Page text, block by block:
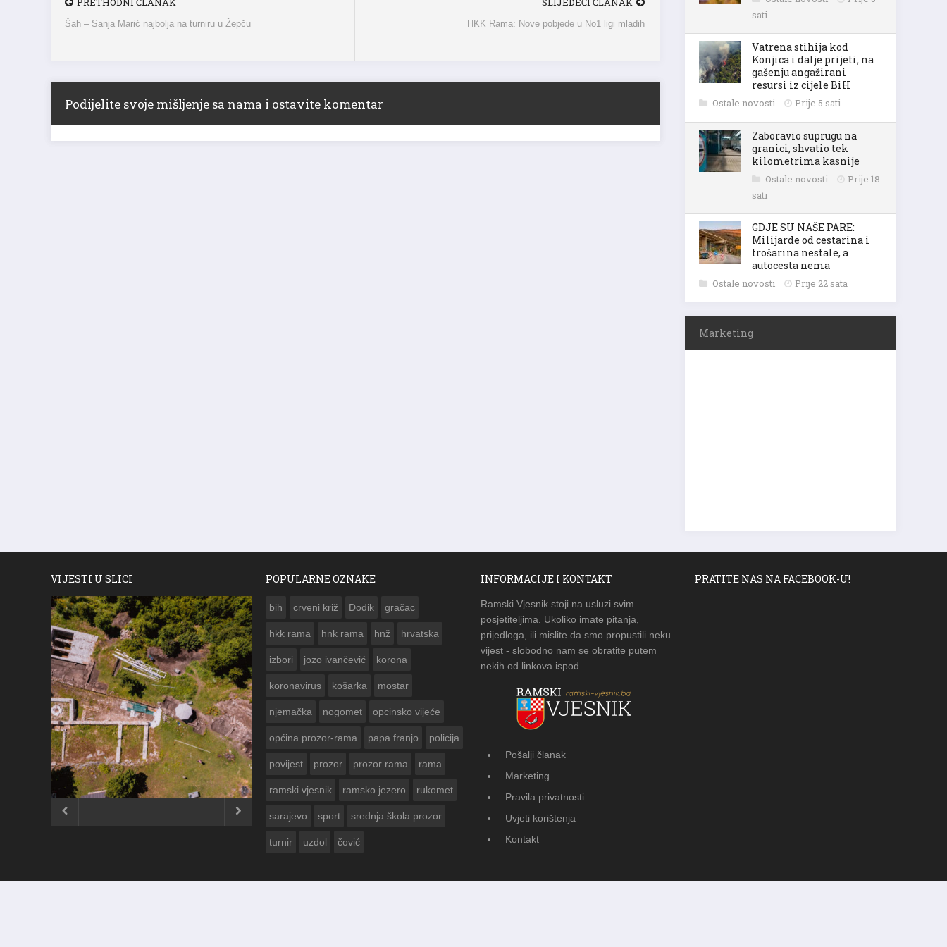
PRETHODNI ČLANAK
Šah – Sanja Marić najbolja na turniru u Žepču
SLIJEDEĆI ČLANAK
HKK Rama: Nove pobjede u No1 ligi mladih
Podijelite svoje mišljenje sa nama i ostavite komentar
sati
Vatrena stihija kod
Konjica i dalje prijeti, na
gašenju angažirani
resursi iz cijele BiH
Ostale novosti Prije 5 sati
Zaboravio suprugu na
granici, shvatio tek
kilometrima kasnije
Ostale novosti
Prije 18
sati
GDJE SU NAŠE PARE:
Milijarde od cestarina i
trošarina nestale, a
autocesta nema
Ostale novosti Prije 22 sata
Marketing
VIJESTI U SLICI
ČESTITKA RAMSKOG VJESNIKA ZA
USKRS 2023. GODINE
 
POPULARNE OZNAKE
bih crveni križ Dodik gračac
hkk rama hnk rama hnž hrvatska
izbori jozo ivančević korona
koronavirus košarka mostar
njemačka nogomet opcinsko vijeće
općina prozor-rama papa franjo policija
povijest prozor prozor rama rama
ramski vjesnik ramsko jezero rukomet
sarajevo sport srednja škola prozor
turnir uzdol čović
INFORMACIJE I KONTAKT
Ramski Vjesnik stoji na usluzi svim
posjetiteljima. Ukoliko imate pitanja,
prijedloga, ili mislite da smo propustili neku
vijest - slobodno nam se obratite putem
nekih od linkova ispod.
Pošalji članak
Marketing
Pravila privatnosti
Uvjeti korištenja
Kontakt
PRATITE NAS NA FACEBOOK-U!